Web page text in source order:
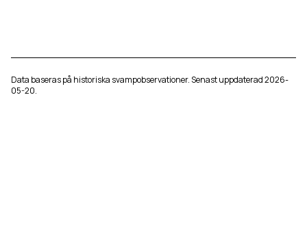
Data baseras på historiska svampobservationer. Senast uppdaterad2026-
05-20.